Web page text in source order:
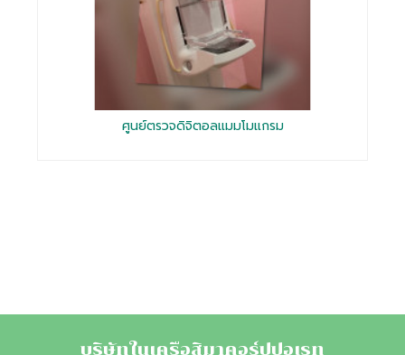
ศูนย์ตรวจดิจิตอลแมมโมแกรม
บริษัทในเครือสิมาคอร์ปปอเรท